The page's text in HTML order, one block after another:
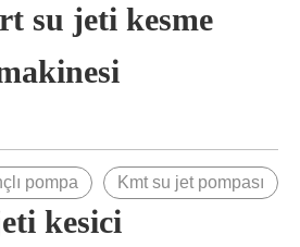
su jeti kesme
pompa Kmt su jet pompası
kesici